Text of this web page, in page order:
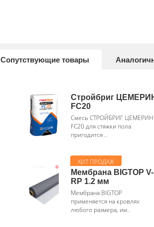
Сопутствующие товары
Стройбриг
FC20
Смесь СТРОЙБРИГ ЦЕМЕРИН
FC20 для стяжки пола
пригодится ..
Мембрана BIGTOP V-
RP 1.2 мм
Мембрана BIGTOP
применяется на кровлях
любого размера, им..